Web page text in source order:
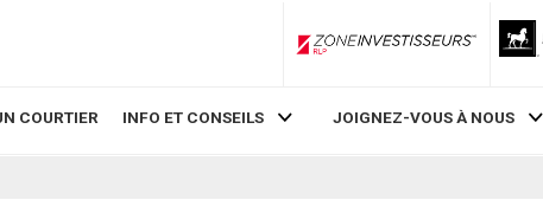
ZoneInvestisseurs RLP
COURTIER INFO ET CONSEILS JOIGNEZ-VOUS À NOUS